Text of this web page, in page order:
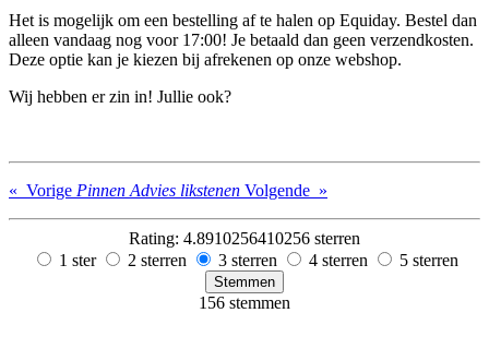
Het is mogelijk om een bestelling af te halen op Equiday. Bestel dan
alleen vandaag nog voor 17:00! Je betaald dan geen verzendkosten.
Deze optie kan je kiezen bij afrekenen op onze webshop.
Wij hebben er zin in! Jullie ook?
« Vorige Pinnen Advies likstenen Volgende »
Rating: 4.8910256410256 sterren
1 ster
2 sterren 3 sterren 4 sterren 5 sterren
Stemmen
156 stemmen